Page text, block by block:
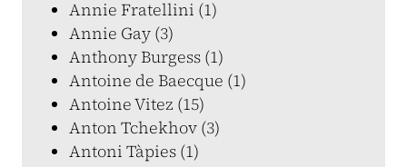
Annie Fratellini (1)
Annie Gay (3)
Anthony Burgess (1)
Antoine de Baecque (1)
Antoine Vitez (15)
Anton Tchekhov (3)
Antoni Tàpies (1)